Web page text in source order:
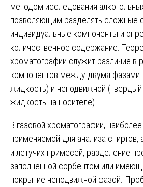
методом исследования
позволяющим разделять сложные
индивидуальные компоненты и
количественное содержание.
хроматографии служит различие в
компонентов между двумя фазами:
жидкость) и неподвижной (твердый
жидкость на носителе).
В газовой хроматографии,
применяемой для анализа спиртов,
и летучих примесей, разделение
заполненной сорбентом или
покрытие неподвижной фазой.